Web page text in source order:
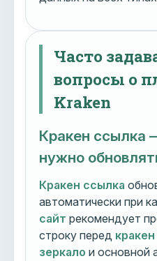
Часто
вопросы о
Kraken
Кракен ссылка
нужно
Кракен ссылка
автоматически при
сайт рекомендует
строку перед
зеркало и основной